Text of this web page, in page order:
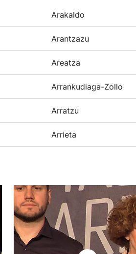
Arakaldo
Arantzazu
Areatza
Arrankudiaga-Zollo
Arratzu
Arrieta